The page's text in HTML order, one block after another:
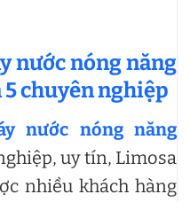
nước nóng năng
chuyên nghiệp
nước nóng năng
uy tín, Limosa
nhiều khách hàng